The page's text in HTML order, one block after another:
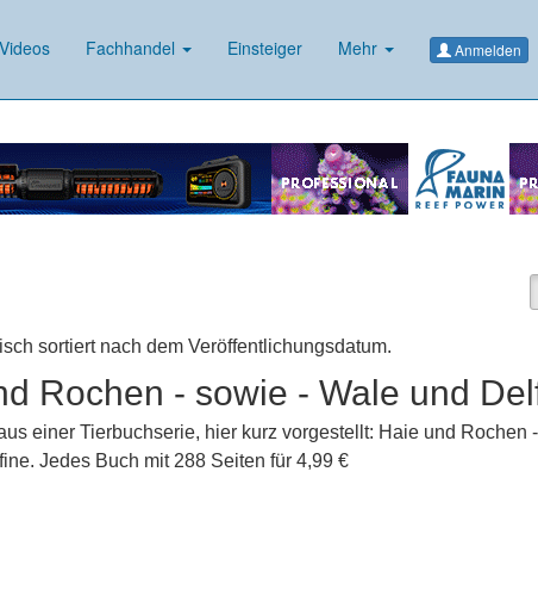
Fachhandel Einsteiger Mehr Anmelden
sortiert nach dem Veröffentlichungsdatum.
Rochen - sowie - Wale und
einer Tierbuchserie, hier kurz vorgestellt: Haie und Rochen
Jedes Buch mit 288 Seiten für 4,99 €